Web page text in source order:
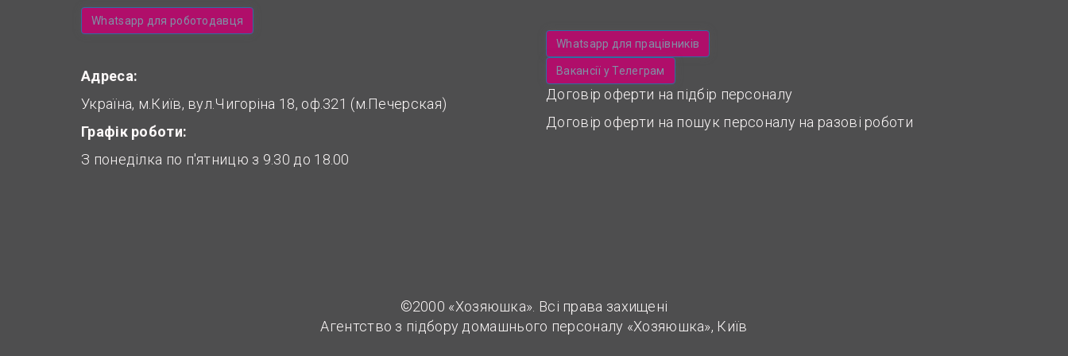
Whatsapp для роботодавця
Адреса:
Україна, м.Київ, вул.Чигоріна 18, оф.321 (м.Печерская)
Графік роботи:
З понеділка по п'ятницю з 9.30 до 18.00
Whatsapp для працівників
Вакансії у Телеграм
Договір оферти на підбір персоналу
Договір оферти на пошук персоналу на разові роботи
©2000 «Хозяюшка». Всі права захищені
Агентство з підбору домашнього персоналу «Хозяюшка», Київ